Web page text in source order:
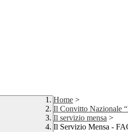
Home >
Il Convitto Nazionale
Il servizio mensa >
Il Servizio Mensa -